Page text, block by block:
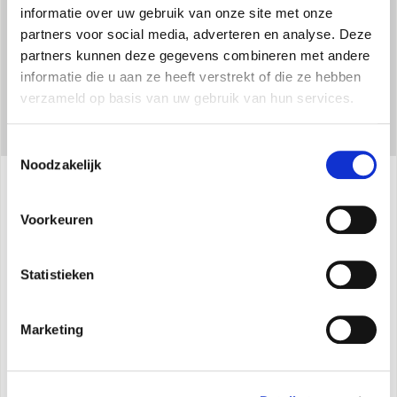
informatie over uw gebruik van onze site met onze
partners voor social media, adverteren en analyse. Deze
partners kunnen deze gegevens combineren met andere
informatie die u aan ze heeft verstrekt of die ze hebben
verzameld op basis van uw gebruik van hun services.
Noodzakelijk
Voorkeuren
Statistieken
Marketing
Specificaties
Instelling en selectie van 3 snelheden.
Vakantie- en nachtmodus.